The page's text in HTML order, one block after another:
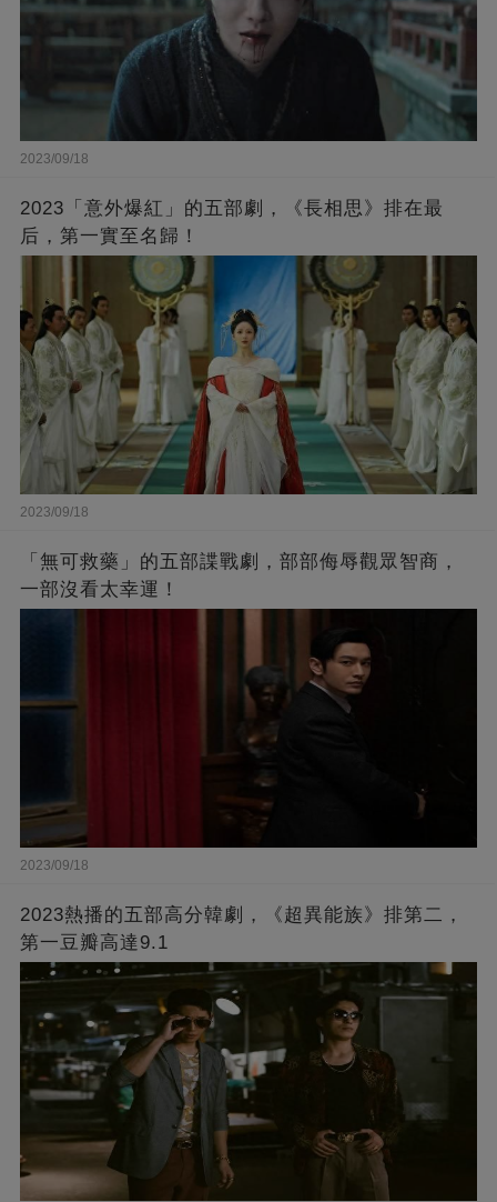
2023/09/18
2023「意外爆紅」的五部劇，《長相思》排在最
后，第一實至名歸！
2023/09/18
「無可救藥」的五部諜戰劇，部部侮辱觀眾智商，
一部沒看太幸運！
2023/09/18
2023熱播的五部高分韓劇，《超異能族》排第二，
第一豆瓣高達9.1